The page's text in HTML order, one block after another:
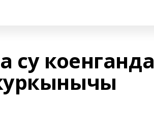
коенганда